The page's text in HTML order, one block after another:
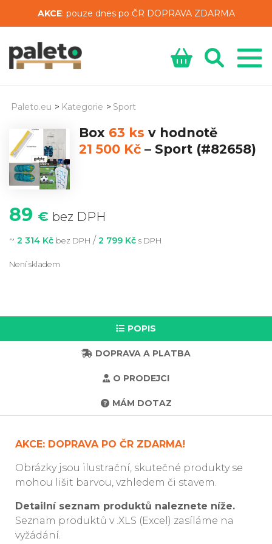
AKCE: pouze dnes po ČR DOPRAVA ZDARMA
Paleto.eu > Kategorie > Sport
Box 63 ks v hodnotě
21 500 Kč – Sport (#82658)
89 € bez DPH
~ 2 314 Kč bez DPH / 2 799 Kč s DPH
Není skladem
POPIS
DOPRAVA A PLATBA
O PRODEJCI
MÁM DOTAZ
AKCE: DOPRAVA PO ČR ZDARMA!
Obrázky jsou ilustrační, skutečné produkty se
mohou lišit barvou, vzhledem či stavem.
Detailní seznam produktů naleznete níže.
Seznam produktů v .XLS (Excel) zasíláme na
vyžádání.